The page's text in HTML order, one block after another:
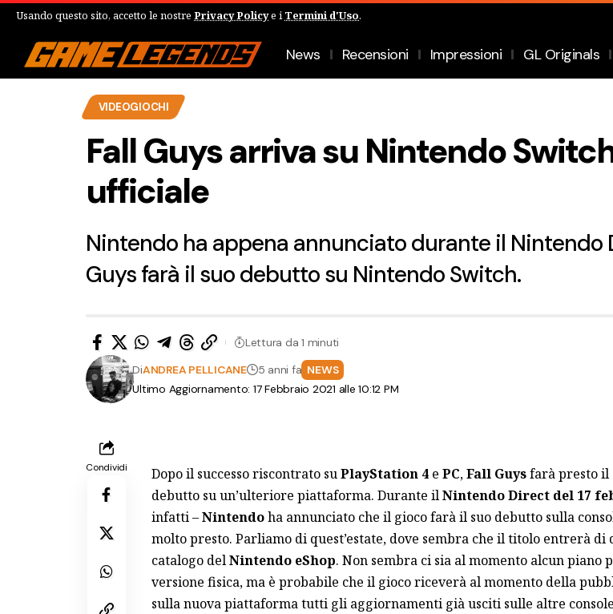
Usando questo sito, accetto le nostre Privacy Policye i Termini d'Uso.
News Recensioni Impressioni GL Originals
VIDEOGIOCHI
Fall Guys arriva su Nintendo
ufficiale
Nintendo ha appena annunciato durante il Nintendo
Guys farà il suo debutto su Nintendo Switch.
Ultimo Aggiornamento: 17 Febbraio 2021 alle 10:12 PM
DiANDREA PELLICANE 5 anni fa NEWS
Lettura da 1 minuti
Condividi Dopo il successo riscontrato suPlayStation 4e PC,Fall Guysfarà presto il
debutto su un’ulteriore piattaforma. Durante ilNintendo Direct del 17
infatti –Nintendoha annunciato che il giocofarà il suo debutto sulla
molto presto. Parliamo di quest’estate, dove sembra che il titolo entrerà
catalogo delNintendo eShop. Non sembra ci sia al momento alcun piano
versione fisica, ma è probabile che il gioco riceverà al momento della
sulla nuova piattaforma tutti gli aggiornamenti già usciti sulle altre